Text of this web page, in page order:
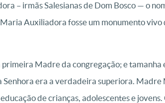
– irmãs Salesianas de Dom Bosco — o
Auxiliadora fosse um monumento vivo
Madre da congregação; e tamanha
Senhora era a verdadeira superiora.
de crianças, adolescentes e